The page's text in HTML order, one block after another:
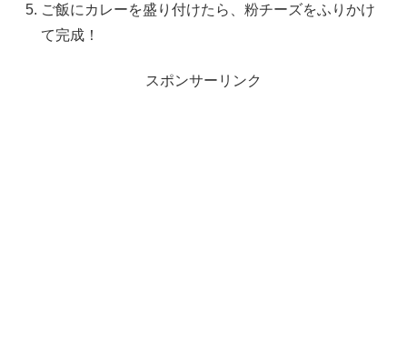
ご飯にカレーを盛り付けたら、粉チーズをふりかけ
て完成！
スポンサーリンク